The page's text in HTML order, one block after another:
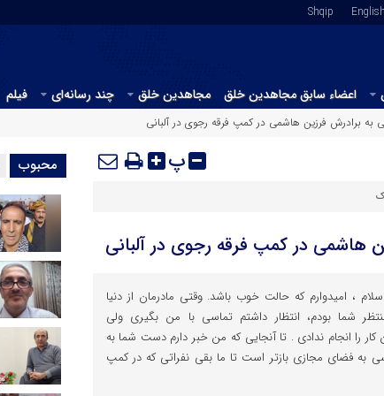
English
Shqip
اعضاء سابق مجاهدین خلق مجاهدین خلق چند رسانه‌ای فیلم
به برادرش فرزین هاشمی در کمپ فرقه رجوی در آلبانی
پ
هاشمی در کمپ فرقه رجوی در آلبانی
، امیدوارم که حالت خوب باشد. وقتی مادرمان از دنیا
شما بودم، انتظار داشتم تماسی با من بگیری ولی
کار را انجام ندادی . تا آنجایی که من خبر دارم دست شما به
به فضای مجازی بازتر است تا ما بقی نفراتی که در کمپ
محبوب